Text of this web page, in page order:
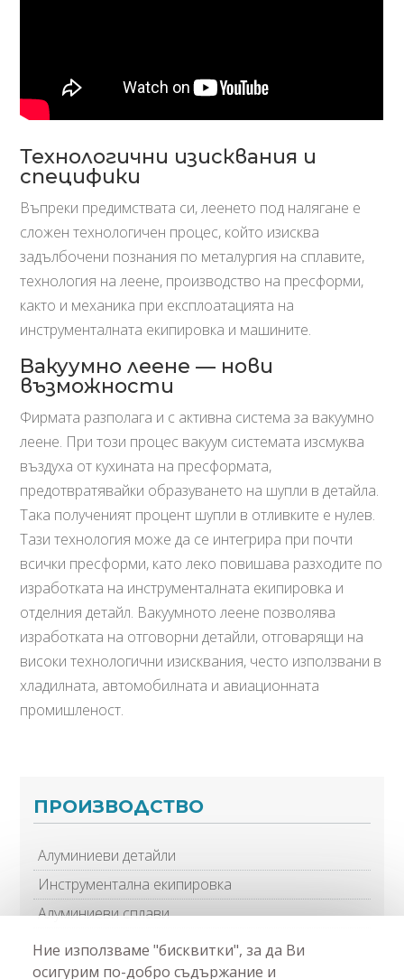
Технологични изисквания и
специфики
Въпреки предимствата си, леенето под налягане е
сложен технологичен процес, който изисква
задълбочени познания по металургия на сплавите,
технология на леене, производство на пресформи,
както и механика при експлоатацията на
инструменталната екипировка и машините.
Вакуумно леене — нови
възможности
Фирмата разполага и с активна система за вакуумно
леене. При този процес вакуум системата изсмуква
въздуха от кухината на пресформата,
предотвратявайки образуването на шупли в детайла.
Така полученият процент шупли в отливките е нулев.
Тази технология може да се интегрира при почти
всички пресформи, като леко повишава разходите по
изработката на инструменталната екипировка и
отделния детайл. Вакуумното леене позволява
изработката на отговорни детайли, отговарящи на
високи технологични изисквания, често използвани в
хладилната, автомобилната и авиационната
промишленост.
ПРОИЗВОДСТВО
Алуминиеви детайли
Инструментална екипировка
Алуминиеви сплави
Ние използваме "бисквитки", за да Ви
осигурим по-добро съдържание и